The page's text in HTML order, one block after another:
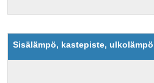
Sisälämpö, kastepiste, ulkolämpö